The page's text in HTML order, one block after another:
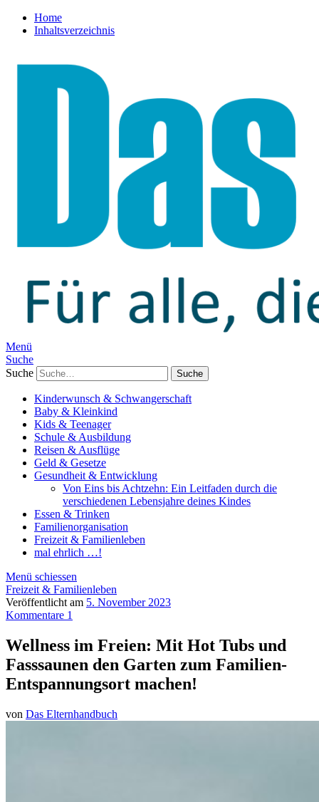
Home
Inhaltsverzeichnis
Menü
Suche
Suche
Kinderwunsch & Schwangerschaft
Baby & Kleinkind
Kids & Teenager
Schule & Ausbildung
Reisen & Ausflüge
Geld & Gesetze
Gesundheit & Entwicklung
Von Eins bis Achtzehn: Ein Leitfaden durch die
verschiedenen Lebensjahre deines Kindes
Essen & Trinken
Familienorganisation
Freizeit & Familienleben
mal ehrlich …!
Menü schiessen
Freizeit & Familienleben
Veröffentlicht am 5. November 2023
Kommentare 1
Wellness im Freien: Mit Hot Tubs und
Fasssaunen den Garten zum Familien-
Entspannungsort machen!
von Das Elternhandbuch